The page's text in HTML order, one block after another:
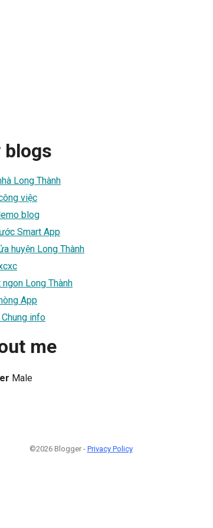
blogs
Long Thành
việc
blog
Smart App
huyện Long Thành
ngon Long Thành
App
info
me
Male
©2026 Blogger - Privacy Policy